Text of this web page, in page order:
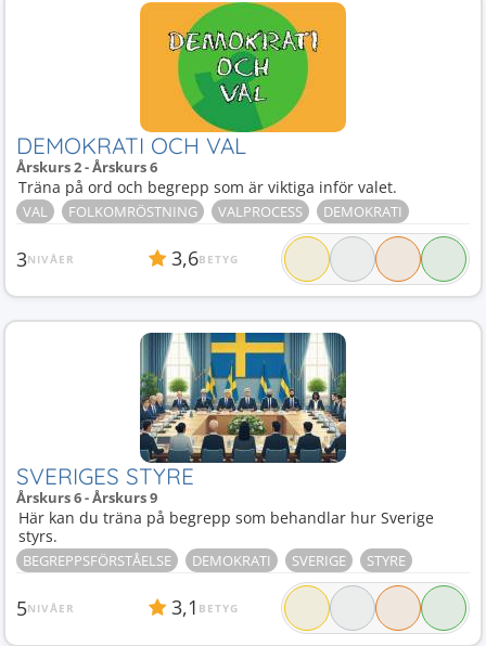
DEMOKRATI OCH VAL
Årskurs 2 - Årskurs 6
Träna på ord och begrepp som är viktiga inför valet.
VAL FOLKOMRÖSTNING VALPROCESS DEMOKRATI
3NIVÅER 3,6BETYG
SVERIGES STYRE
Årskurs 6 - Årskurs 9
Här kan du träna på begrepp som behandlar hur Sverige
styrs.
BEGREPPSFÖRSTÅELSE DEMOKRATI SVERIGE STYRE
5NIVÅER 3,1 BETYG